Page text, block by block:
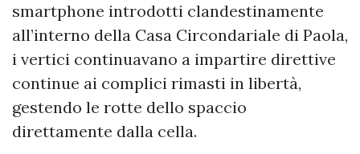
smartphone introdotti clandestinamente
all’interno della Casa Circondariale di Paola,
i vertici continuavano a impartire direttive
continue ai complici rimasti in libertà,
gestendo le rotte dello spaccio
direttamente dalla cella.